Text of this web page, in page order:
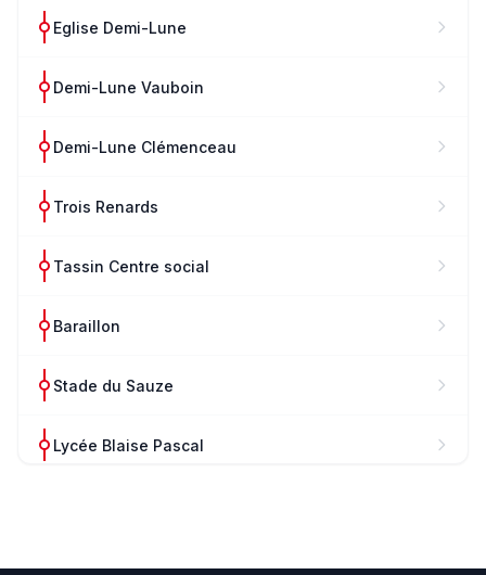
Eglise Demi-Lune
Demi-Lune Vauboin
Demi-Lune Clémenceau
Trois Renards
Tassin Centre social
Baraillon
Stade du Sauze
Lycée Blaise Pascal
L'Aigas